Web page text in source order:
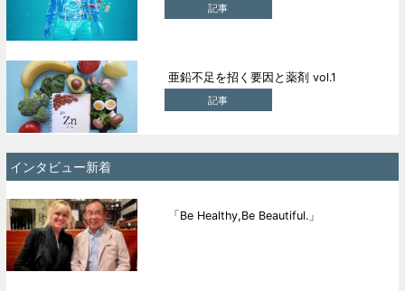
記事
亜鉛不足を招く要因と薬剤 vol.1
記事
インタビュー新着
「Be Healthy,Be Beautiful.」